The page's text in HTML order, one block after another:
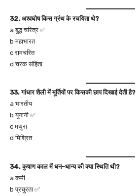
32. अश्वघोष किस ग्रंथ के रचयिता थे?
a बुद्ध चरित्र ✅
b महाभारत
c रामचरित
d चरक संहिता
33. गांधार शैली में मूर्तियों पर किसकी छाप दिखाई देती है?
a भारतीय
b यूनानी ✅
c मथुरा
d मिश्रित
34. कुषाण काल में धन-धान्य की क्या स्थिति थी?
a कमी
b प्रचुरता ✅